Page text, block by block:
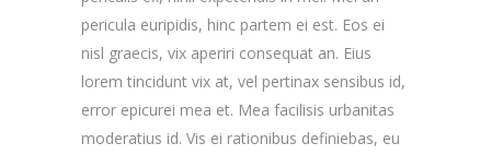
pericula euripidis, hinc partem ei est. Eos ei
nisl graecis, vix aperiri consequat an. Eius
lorem tincidunt vix at, vel pertinax sensibus id,
error epicurei mea et. Mea facilisis urbanitas
moderatius id. Vis ei rationibus definiebas, eu